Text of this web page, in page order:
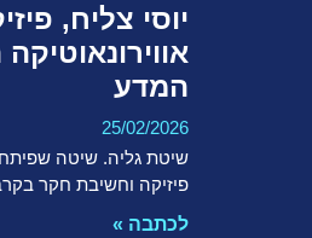
המדע
25/02/2026
פיזיקה וחשיבת חקר
לכתבה »